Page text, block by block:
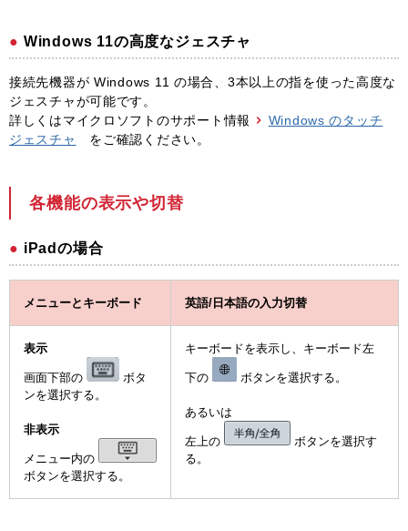
Windows 11の高度なジェスチャ
接続先機器が Windows 11 の場合、3本以上の指を使った高度な
ジェスチャが可能です。
詳しくはマイクロソフトのサポート情報
Windows のタッチ
ジェスチャ
をご確認ください。
各機能の表示や切替
iPadの場合
メニューとキーボード 英語/日本語の入力切替
表示
画面下部の
ボタ
ンを選択する。
非表示
メニュー内の
ボタンを選択する。
キーボードを表示し、キーボード左
下の ボタンを選択する。
あるいは
左上の
ボタンを選択す
る。